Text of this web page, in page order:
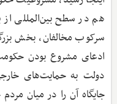
هم در سطح بین‌المللی
سرکوب مخالفان، بخش
ادعای مشروع بودن
دولت به حمایت‌های
جایگاه آن را در میان